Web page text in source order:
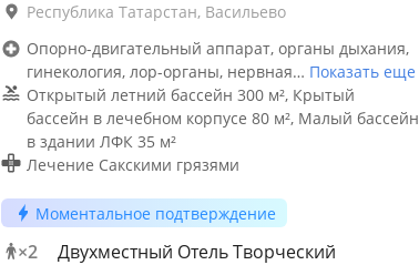
Республика Татарстан, Васильево
Опорно-двигательный аппарат, органы дыхания,
гинекология, лор-органы, нервная… Показать еще
Открытый летний бассейн 300 м², Крытый
бассейн в лечебном корпусе 80 м², Малый бассейн
в здании ЛФК 35 м²
Лечение Сакскими грязями
Моментальное подтверждение
×2 Двухместный Отель Творческий